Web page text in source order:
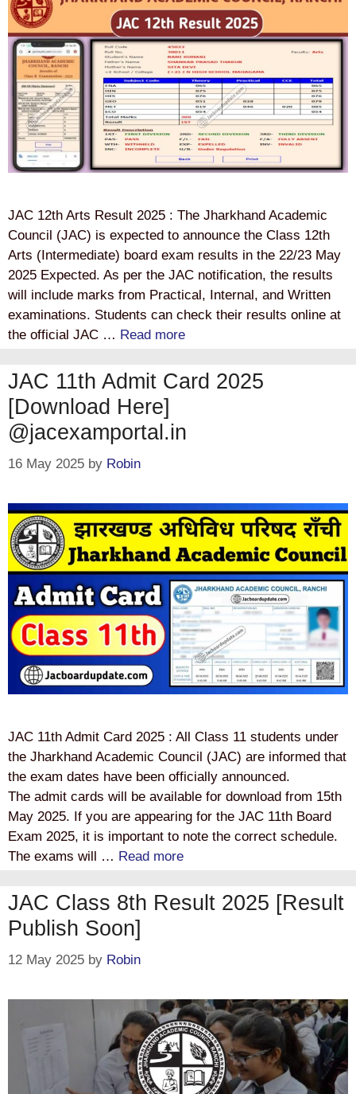
JAC 12th Arts Result 2025 : The Jharkhand Academic
Council (JAC) is expected to announce the Class 12th
Arts (Intermediate) board exam results in the 22/23 May
2025 Expected. As per the JAC notification, the results
will include marks from Practical, Internal, and Written
examinations. Students can check their results online at
the official JAC … Read more
JAC 11th Admit Card 2025
[Download Here]
@jacexamportal.in
16 May 2025 by Robin
JAC 11th Admit Card 2025 : All Class 11 students under
the Jharkhand Academic Council (JAC) are informed that
the exam dates have been officially announced.
The admit cards will be available for download from 15th
May 2025. If you are appearing for the JAC 11th Board
Exam 2025, it is important to note the correct schedule.
The exams will … Read more
JAC Class 8th Result 2025 [Result
Publish Soon]
12 May 2025 by Robin